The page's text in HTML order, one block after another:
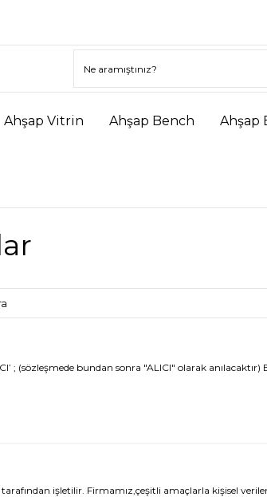
Ahşap Vitrin Ahşap Bench Ahşap
(sözleşmede bundan sonra "ALICI" olarak anılacaktır)
işletilir. Firmamız,çeşitli amaçlarla kişisel